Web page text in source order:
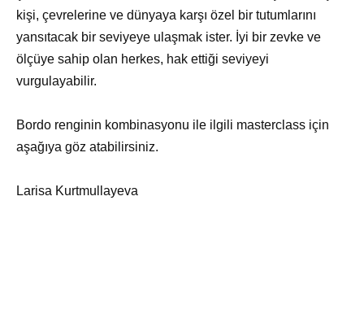
kişi, çevrelerine ve dünyaya karşı özel bir tutumlarını
yansıtacak bir seviyeye ulaşmak ister. İyi bir zevke ve
ölçüye sahip olan herkes, hak ettiği seviyeyi
vurgulayabilir.
Bordo renginin kombinasyonu ile ilgili masterclass için
aşağıya göz atabilirsiniz.
Larisa Kurtmullayeva